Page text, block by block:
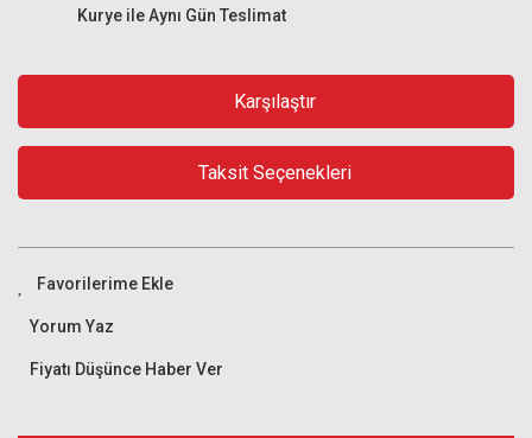
Kurye ile Aynı Gün Teslimat
Karşılaştır
Taksit Seçenekleri
Yorum Yaz
Fiyatı Düşünce Haber Ver